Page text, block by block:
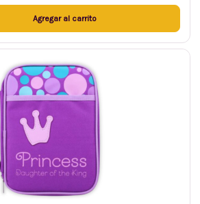
Agregar al carrito